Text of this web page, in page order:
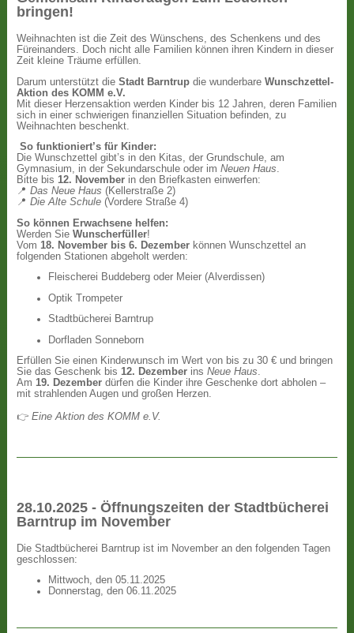
bringen!
Weihnachten ist die Zeit des Wünschens, des Schenkens und des
Füreinanders. Doch nicht alle Familien können ihren Kindern in dieser
Zeit kleine Träume erfüllen.
Darum unterstützt dieStadt Barntrup die wunderbareWunschzettel-
Aktion des KOMM e.V.
Mit dieser Herzensaktion werden Kinder bis 12 Jahren, deren Familien
sich in einer schwierigen finanziellen Situation befinden, zu
Weihnachten beschenkt.
So funktioniert’s für Kinder:
Die Wunschzettel gibt’s in den Kitas, der Grundschule, am
Gymnasium, in der Sekundarschule oder imNeuen Haus.
Bitte bis12. November in den Briefkasten einwerfen:
📍Das Neue Haus (Kellerstraße 2)
📍Die Alte Schule (Vordere Straße 4)
So können Erwachsene helfen:
Werden SieWunscherfüller!
Vom 18. November bis 6. Dezember können Wunschzettel an
folgenden Stationen abgeholt werden:
Fleischerei Buddeberg oder Meier (Alverdissen)
Optik Trompeter
Stadtbücherei Barntrup
Dorfladen Sonneborn
Erfüllen Sie einen Kinderwunsch im Wert von bis zu 30 € und bringen
Sie das Geschenk bis12. Dezember insNeue Haus.
Am19. Dezember dürfen die Kinder ihre Geschenke dort abholen –
mit strahlenden Augen und großen Herzen.
👉Eine Aktion des KOMM e.V.
28.10.2025 - Öffnungszeiten der Stadtbücherei
Barntrup im November
Die Stadtbücherei Barntrup ist im November an den folgenden Tagen
geschlossen:
Mittwoch, den 05.11.2025
Donnerstag, den 06.11.2025